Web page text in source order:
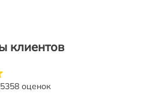
клиентов
5358 оценок